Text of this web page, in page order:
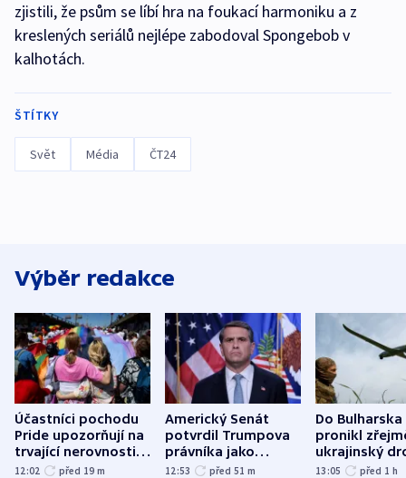
zjistili, že psům se líbí hra na foukací harmoniku a z
kreslených seriálů nejlépe zabodoval Spongebob v
kalhotách.
ŠTÍTKY
Svět Média ČT24
Výběr redakce
Účastníci pochodu
Pride upozorňují na
trvající nerovnosti i
společenskou
12:02 před 19 m
Americký Senát
potvrdil Trumpova
právníka jako
ministra
12:53 před 51 m
Do Bulharska
pronikl
ukrajinský
explodoval
13:05 před 1 h